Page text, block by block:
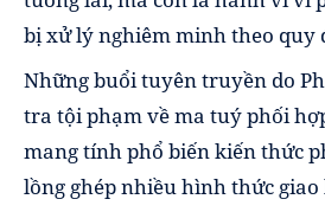
bị xử lý nghiêm minh theo quy
Những buổi tuyên truyền do
tra tội phạm về ma tuý phối
mang tính phổ biến kiến thức
lồng ghép nhiều hình thức